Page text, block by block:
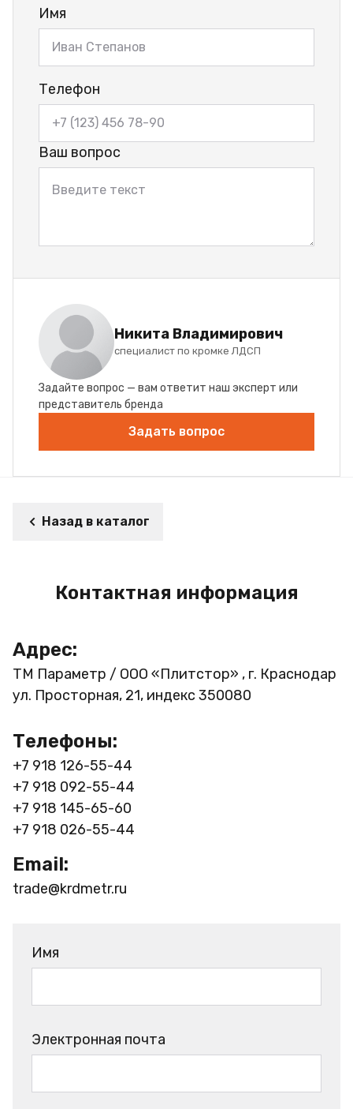
Имя
Телефон
Ваш вопрос
Никита Владимирович
специалист по кромке ЛДСП
Задайте вопрос — вам ответит наш эксперт или
представитель бренда
Задать вопрос
Назад в каталог
Контактная информация
Адрес:
ТМ Параметр / ООО «Плитстор» , г. Краснодар
ул. Просторная, 21, индекс 350080
Телефоны:
+7 918 126-55-44
+7 918 092-55-44
+7 918 145-65-60
+7 918 026-55-44
Email:
trade@krdmetr.ru
Имя
Электронная почта